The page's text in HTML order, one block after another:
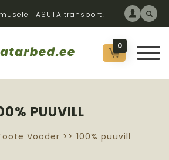
TASUTA transport!
0
PUUVILL
Vooder >> 100% puuvill